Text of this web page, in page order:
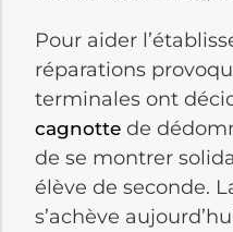
Pour aider
réparations
terminales ont
cagnotte de
de se montrer
élève de seconde.
s’achève